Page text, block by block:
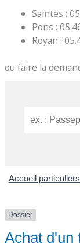
Saintes :
Pons :
Royan :
ou faire la
Accueil particuliers
Dossier
Achat d'un